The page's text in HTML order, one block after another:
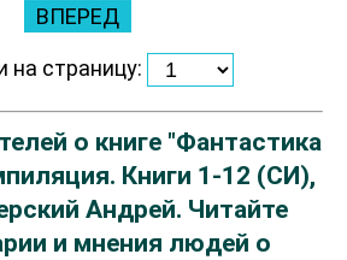
ВПЕРЕД
на страницу:
о книге "Фантастика
Книги 1-12 (СИ),
Андрей. Читайте
и мнения людей о